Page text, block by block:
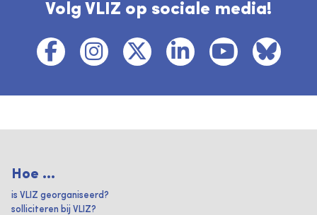
Volg VLIZ op sociale media!
Hoe ...
is VLIZ georganiseerd?
solliciteren bij VLIZ?